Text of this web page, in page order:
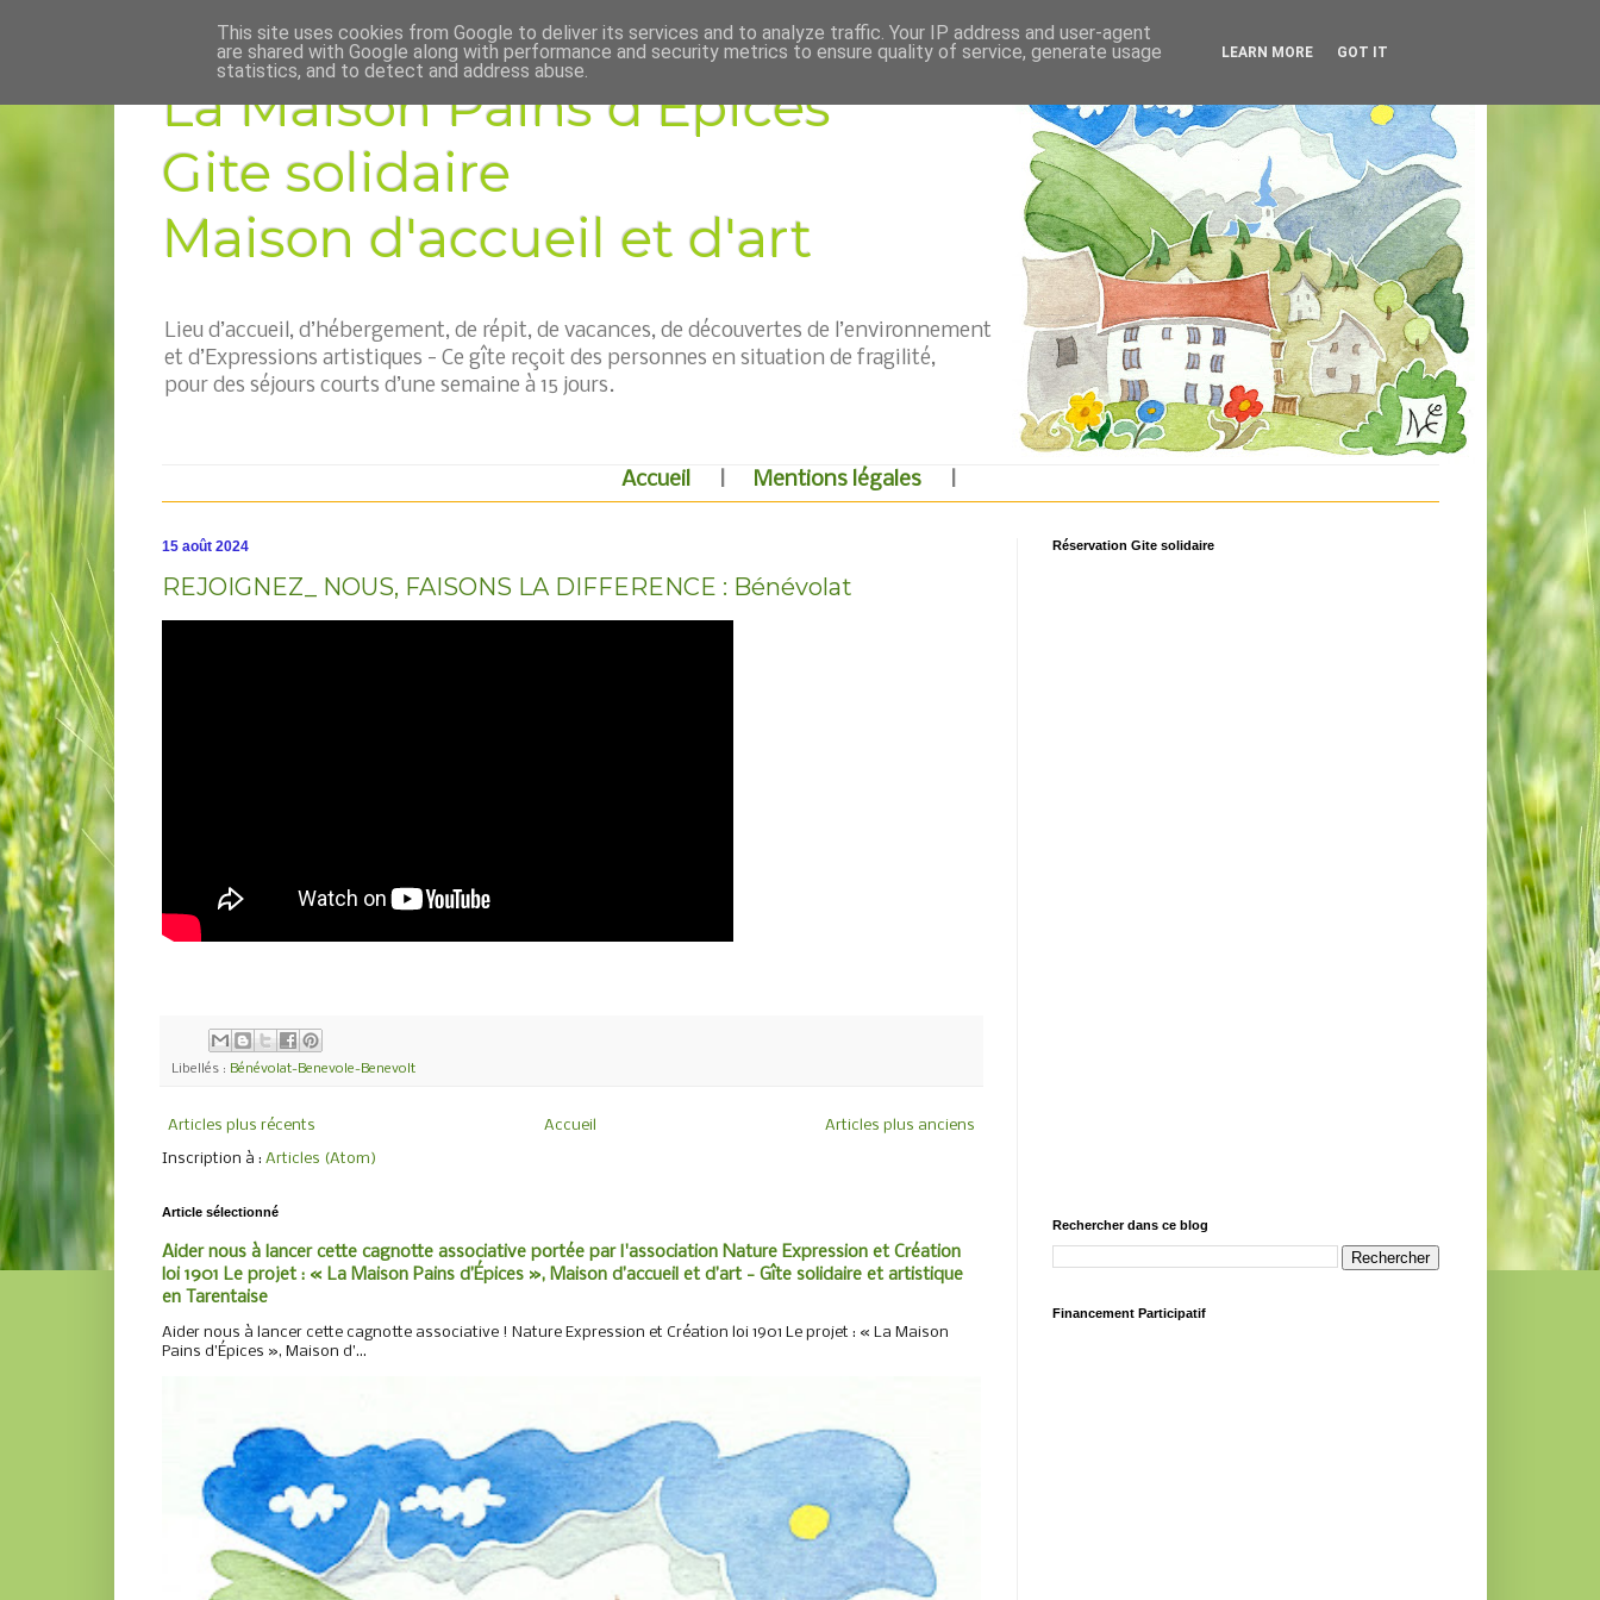
La Maison Pains d'Épices
Gite solidaire
Maison d'accueil et d'art
Lieu d’accueil, d’hébergement, de répit, de vacances, de découvertes de l’environnement
et d’Expressions artistiques - Ce gîte reçoit des personnes en situation de fragilité,
pour des séjours courts d’une semaine à 15 jours.
Accueil Mentions légales
15 août 2024
REJOIGNEZ_ NOUS, FAISONS LA DIFFERENCE : Bénévolat
Libellés : Bénévolat-Benevole-Benevolt
Articles plus récents Articles plus anciens
Accueil
Inscription à : Articles (Atom)
Article sélectionné
Aider nous à lancer cette cagnotte associative portée par l'association Nature Expression et Création
loi 1901 Le projet : « La Maison Pains d’Épices », Maison d’accueil et d’art - Gîte solidaire et artistique
en Tarentaise
Aider nous à lancer cette cagnotte associative ! Nature Expression et Création loi 1901 Le projet : « La Maison
Pains d’Épices », Maison d’...
Réservation Gite solidaire
Rechercher dans ce blog
Financement Participatif
This site uses cookies from Google to deliver its services and to analyze traffic. Your IP address and user-agent
are shared with Google along with performance and security metrics to ensure quality of service, generate usage
statistics, and to detect and address abuse.
LEARN MORE GOT IT